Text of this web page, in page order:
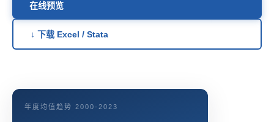
在线预览
↓ 下载 Excel / Stata
年度均值趋势 2000-2023